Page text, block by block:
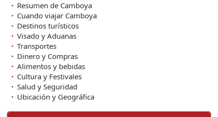
Resumen de Camboya
Cuando viajar Camboya
Destinos turísticos
Visado y Aduanas
Transportes
Dinero y Compras
Alimentos y bebidas
Cultura y Festivales
Salud y Seguridad
Ubicación y Geográfica